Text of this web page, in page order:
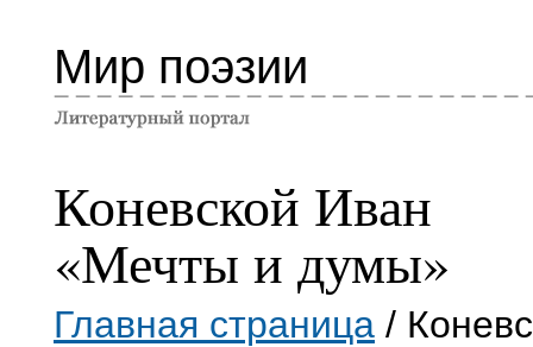
Мир поэзии
Коневской Иван
«Мечты и думы»
Главная страница /